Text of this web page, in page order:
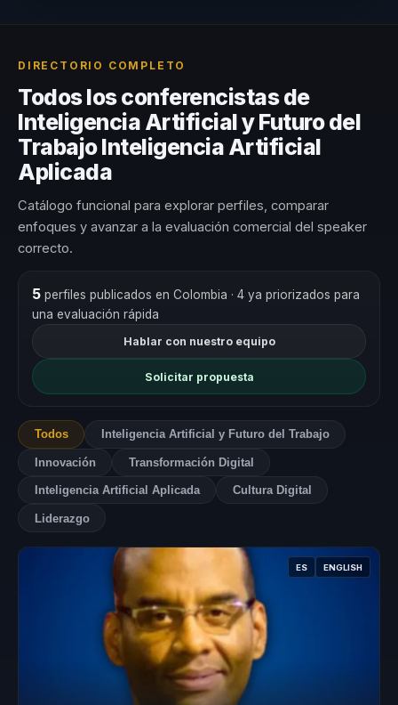
DIRECTORIO COMPLETO
Todos los conferencistas de
Inteligencia Artificial y Futuro del
Trabajo Inteligencia Artificial
Aplicada
Catálogo funcional para explorar perfiles, comparar
enfoques y avanzar a la evaluación comercial del speaker
correcto.
5perfiles publicados en Colombia · 4 ya priorizados para
una evaluación rápida
Hablar con nuestro equipo
Solicitar propuesta
Todos Inteligencia Artificial y Futuro del Trabajo
Innovación Transformación Digital
Inteligencia Artificial Aplicada Cultura Digital
Liderazgo
ES ENGLISH